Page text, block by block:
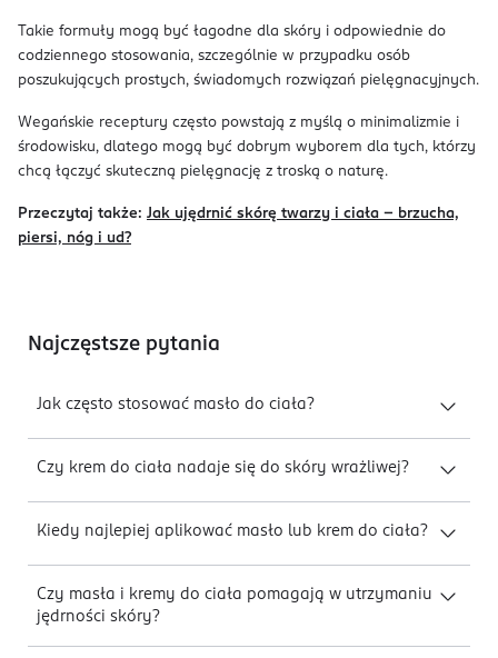
Takie formuły mogą być łagodne dla skóry i odpowiednie do
codziennego stosowania, szczególnie w przypadku osób
poszukujących prostych, świadomych rozwiązań pielęgnacyjnych.
Wegańskie receptury często powstają z myślą o minimalizmie i
środowisku, dlatego mogą być dobrym wyborem dla tych, którzy
chcą łączyć skuteczną pielęgnację z troską o naturę.
Przeczytaj także: Jak ujędrnić skórę twarzy i ciała – brzucha,
piersi, nóg i ud?
Najczęstsze pytania
Jak często stosować masło do ciała?
Czy krem do ciała nadaje się do skóry wrażliwej?
Kiedy najlepiej aplikować masło lub krem do ciała?
Czy masła i kremy do ciała pomagają w utrzymaniu
jędrności skóry?